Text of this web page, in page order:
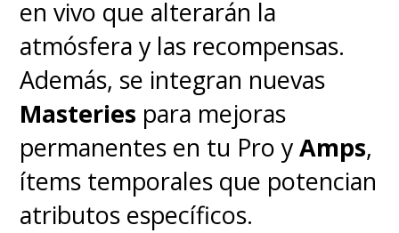
en vivo que alterarán la
atmósfera y las recompensas.
Además, se integran nuevas
Masteries para mejoras
permanentes en tu Pro yAmps,
ítems temporales que potencian
atributos específicos.